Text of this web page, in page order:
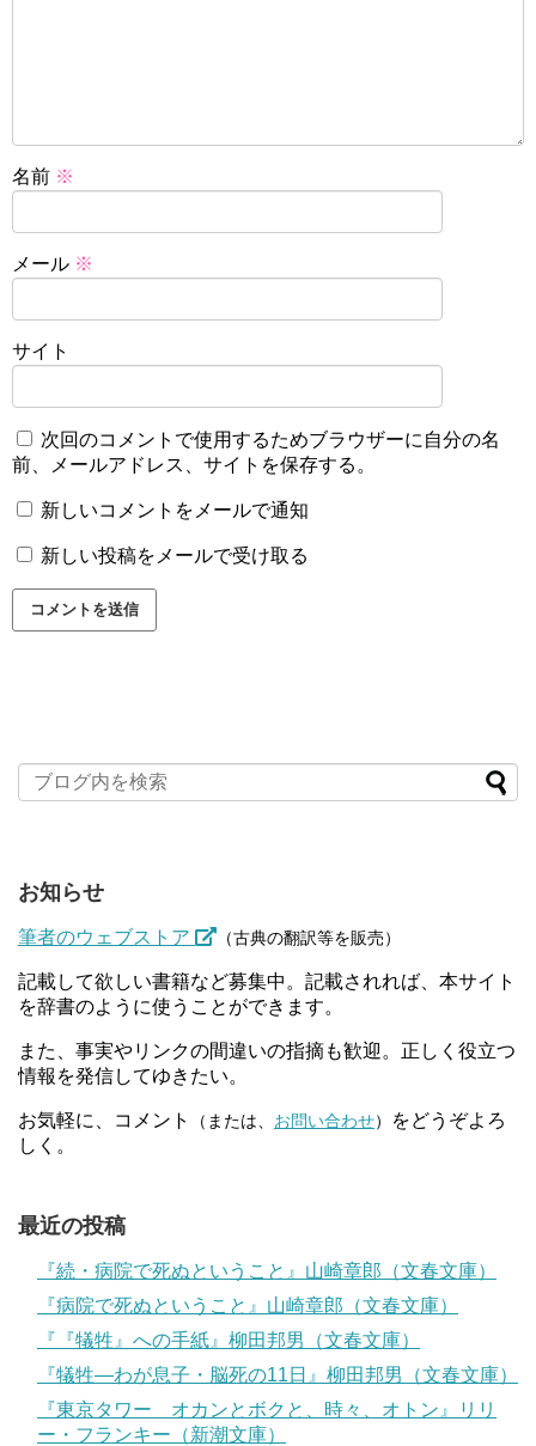
名前 ※
メール ※
サイト
次回のコメントで使用するためブラウザーに自分の名
前、メールアドレス、サイトを保存する。
新しいコメントをメールで通知
新しい投稿をメールで受け取る
お知らせ
筆者のウェブストア （古典の翻訳等を販売）
記載して欲しい書籍など募集中。記載されれば、本サイト
を辞書のように使うことができます。
また、事実やリンクの間違いの指摘も歓迎。正しく役立つ
情報を発信してゆきたい。
お気軽に、コメント （または、 お問い合わせ）
をどうぞよろ
しく。
最近の投稿
『続・病院で死ぬということ』山崎章郎（文春文庫）
『病院で死ぬということ』山崎章郎（文春文庫）
『『犠牲』への手紙』柳田邦男（文春文庫）
『犠牲―わが息子・脳死の11日』柳田邦男（文春文庫）
『東京タワー オカンとボクと、時々、オトン』リリ
ー・フランキー（新潮文庫）